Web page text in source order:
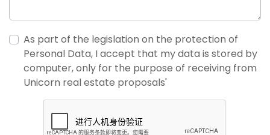
As part of the legislation on the protection of
Personal Data, I accept that my data is stored by
computer, only for the purpose of receiving from
Unicorn real estate proposals'